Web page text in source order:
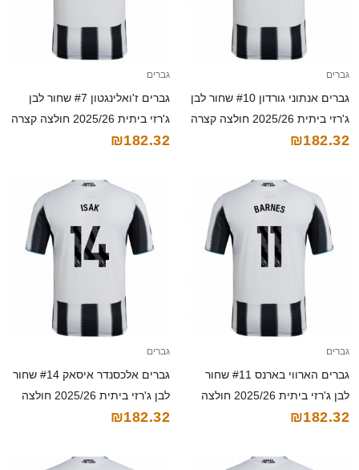
גברים
גברים אנתוני גורדון #10 שחור לבן
ג'רזי ביתית 2025/26 חולצה קצרה
₪182.32
גברים
גברים ז'ואלינגטון #7 שחור לבן
ג'רזי ביתית 2025/26 חולצה קצרה
₪182.32
גברים
גברים הארווי בארנס #11 שחור
לבן ג'רזי ביתית 2025/26 חולצה
קצרה
₪182.32
גברים
גברים אלכסנדר איסאק #14 שחור
לבן ג'רזי ביתית 2025/26 חולצה
קצרה
₪182.32